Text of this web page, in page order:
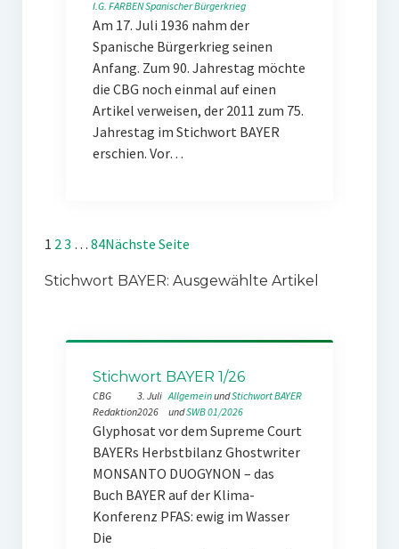
I.G. FARBENSpanischer Bürgerkrieg
Am 17. Juli 1936 nahm der
Spanische Bürgerkrieg seinen
Anfang. Zum 90. Jahrestag möchte
die CBG noch einmal auf einen
Artikel verweisen, der 2011 zum 75.
Jahrestag im Stichwort BAYER
erschien. Vor…
1 23 … 84Nächste Seite
Stichwort BAYER: Ausgewählte Artikel
Stichwort BAYER 1/26
CBG
Redaktion
3. Juli
2026
Allgemein und Stichwort BAYER
und SWB 01/2026
Glyphosat vor dem Supreme Court
BAYERs Herbstbilanz Ghostwriter
MONSANTO DUOGYNON – das
Buch BAYER auf der Klima-
Konferenz PFAS: ewig im Wasser
Die